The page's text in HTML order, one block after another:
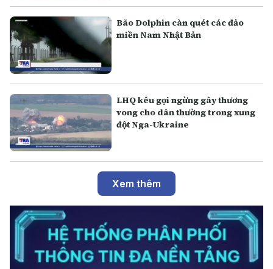
Bão Dolphin càn quét các đảo
miền Nam Nhật Bản
LHQ kêu gọi ngừng gây thương
vong cho dân thường trong xung
đột Nga-Ukraine
Xem thêm